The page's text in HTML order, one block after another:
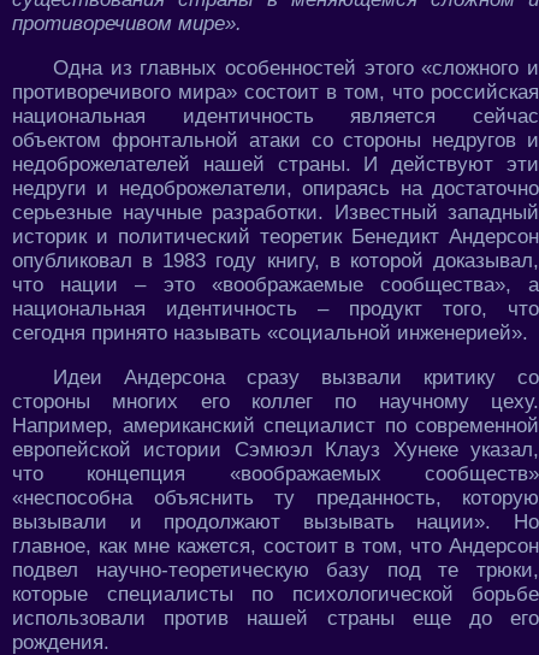
противоречивом мире».
Одна из главных особенностей этого «сложного и
противоречивого мира» состоит в том, что российская
национальная идентичность является сейчас
объектом фронтальной атаки со стороны недругов и
недоброжелателей нашей страны. И действуют эти
недруги и недоброжелатели, опираясь на достаточно
серьезные научные разработки. Известный западный
историк и политический теоретик Бенедикт Андерсон
опубликовал в 1983 году книгу, в которой доказывал,
что нации – это «воображаемые сообщества», а
национальная идентичность – продукт того, что
сегодня принято называть «социальной инженерией».
Идеи Андерсона сразу вызвали критику со
стороны многих его коллег по научному цеху.
Например, американский специалист по современной
европейской истории Сэмюэл Клауз Хунеке указал,
что концепция «воображаемых сообществ»
«неспособна объяснить ту преданность, которую
вызывали и продолжают вызывать нации». Но
главное, как мне кажется, состоит в том, что Андерсон
подвел научно-теоретическую базу под те трюки,
которые специалисты по психологической борьбе
использовали против нашей страны еще до его
рождения.